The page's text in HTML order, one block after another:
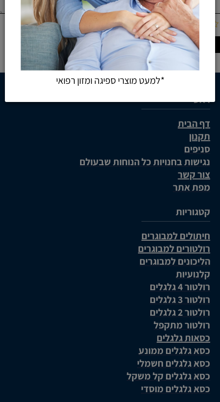
ראשי
דף הבית
תקנון
סניפים
נגישות בחנויות כל הנוחות שבעולם
צור קשר
מפת אתר
קטגוריות
חיתולים למבוגרים
רולטורים למבוגרים
הליכונים למבוגרים
קלנועיות
רולטור 4 גלגלים
רולטור 3 גלגלים
רולטור 2 גלגלים
רולטור מתקפל
כסאות גלגלים
כסא גלגלים ממונע
כסא גלגלים חשמלי
כסא גלגלים קל משקל
כסא גלגלים מוסדי
*למעט מוצרי ספיגה ומזון רפואי